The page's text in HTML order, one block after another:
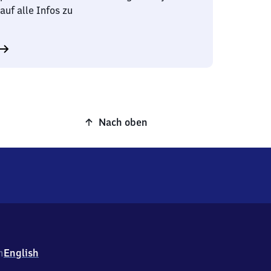
auf alle Infos zu
Nach oben
English